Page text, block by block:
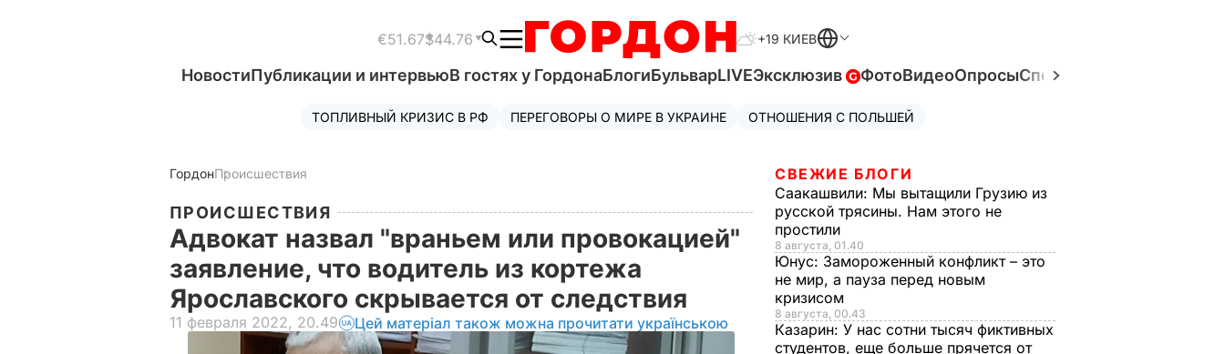
€51.67$44.76 +19 КИЕВ
НовостиПубликации и интервьюВ гостях у ГордонаБлогиБульварLIVEЭксклюзив ФотоВидеоОпросыСпецпроекты
ТОПЛИВНЫЙ КРИЗИС В РФ ПЕРЕГОВОРЫ О МИРЕ В УКРАИНЕ ОТНОШЕНИЯ С ПОЛЬШЕЙ
ГордонПроисшествия
ПРОИСШЕСТВИЯ
Адвокат назвал "враньем или провокацией"
заявление, что водитель из кортежа
Ярославского скрывается от следствия
11 февраля 2022, 20.49 Цей матеріал також можна прочитати українською
СВЕЖИЕ БЛОГИ
Саакашвили: Мы вытащили Грузию из
русской трясины. Нам этого не
простили
8 августа, 01.40
Юнус: Замороженный конфликт – это
не мир, а пауза перед новым
кризисом
8 августа, 00.43
Казарин: У нас сотни тысяч фиктивных
студентов, еще больше прячется от